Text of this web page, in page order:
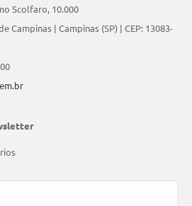
Scolfaro, 10.000
Campinas | Campinas (SP) | CEP: 13083-